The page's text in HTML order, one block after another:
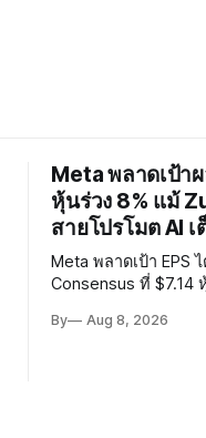
Meta พลาดเป้า
หุ้นร่วง 8% แม้
สายโปรโมต AI
Meta พลาดเป้า EPS
Consensus ที่ $7.14
Legal Charges $2.4
By Aug 8, 2026